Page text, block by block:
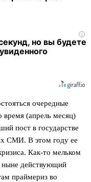
i
но вы будете
очередные
(апрель месяц)
пост в государстве
СМИ. В этом году ее
Как-то мельком
действующий
праймериз во